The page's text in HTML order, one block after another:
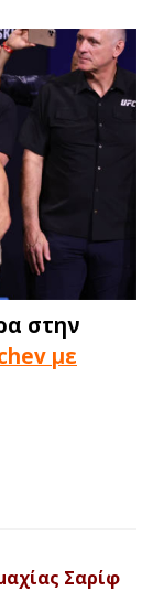
στην
με
Σαρίφ